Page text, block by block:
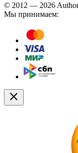
© 2012 — 2026
Мы принимаем: